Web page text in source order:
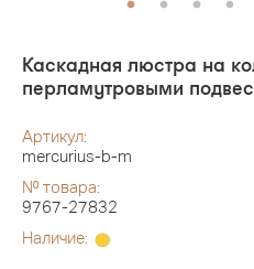
Каскадная люстра на
перламутровыми
Артикул:
mercurius-b-m
№ товара:
9767-27832
Наличие: